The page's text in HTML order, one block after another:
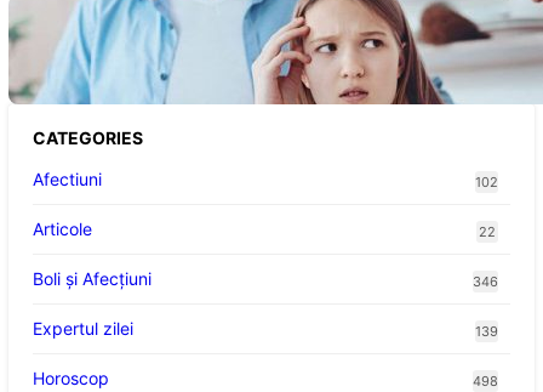
Impactul Cuvintelor: Cele 7 Fraze Pe Care
Părinții Ar Trebui Să Le Evite Cu Primul
Născut
CATEGORIES
Afectiuni
102
Articole 22
Boli și Afecțiuni 346
Expertul zilei 139
Horoscop 498